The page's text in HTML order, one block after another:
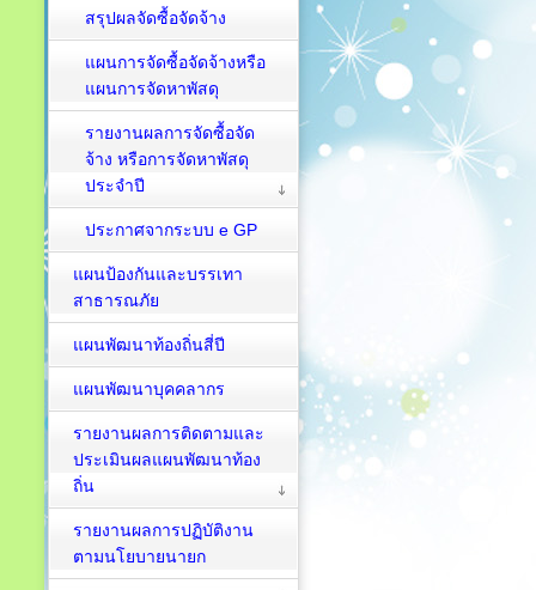
สรุปผลจัดซื้อจัดจ้าง
แผนการจัดซื้อจัดจ้างหรือ
แผนการจัดหาพัสดุ
รายงานผลการจัดซื้อจัด
จ้าง หรือการจัดหาพัสดุ
ประจำปี
ประกาศจากระบบ e GP
แผนป้องกันและบรรเทา
สาธารณภัย
แผนพัฒนาท้องถิ่นสี่ปี
แผนพัฒนาบุคคลากร
รายงานผลการติดตามและ
ประเมินผลแผนพัฒนาท้อง
ถิ่น
รายงานผลการปฏิบัติงาน
ตามนโยบายนายก